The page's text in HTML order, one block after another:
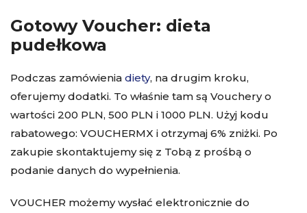
Gotowy Voucher: dieta
pudełkowa
Podczas zamówienia diety, na drugim kroku,
oferujemy dodatki. To właśnie tam są Vouchery o
wartości 200 PLN, 500 PLN i 1000 PLN. Użyj kodu
rabatowego: VOUCHERMX i otrzymaj 6% zniżki. Po
zakupie skontaktujemy się z Tobą z prośbą o
podanie danych do wypełnienia.
VOUCHER możemy wysłać elektronicznie do